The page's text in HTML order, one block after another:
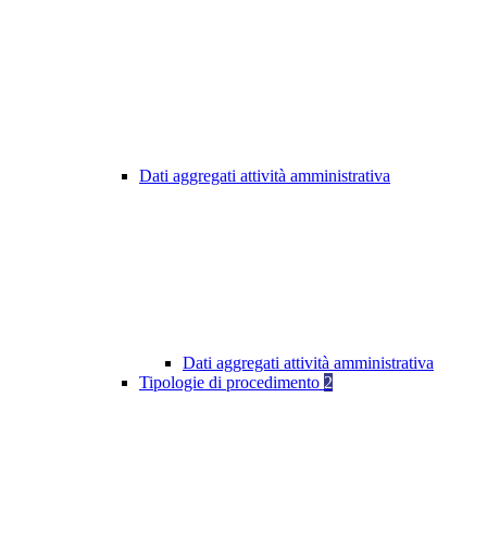
Dati aggregati attività amministrativa
Dati aggregati attività amministrativa
Tipologie di procedimento 2